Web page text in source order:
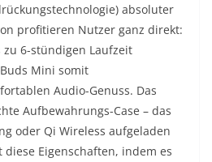
absoluter
profitieren Nutzer ganz direkt:
6-stündigen Laufzeit
Mini somit
Audio-Genuss. Das
Aufbewahrungs-Case – das
oder Qi Wireless aufgeladen
Eigenschaften, indem es